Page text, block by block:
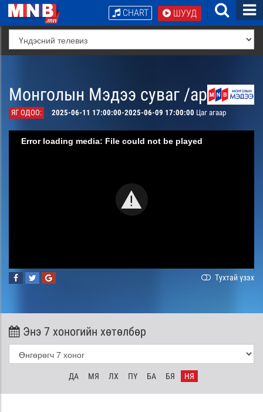
ШУУД
CHART
Монголын Мэдээ суваг /архив/
ЯГ ОДОО: 2025-06-11 17:00:00-2025-06-09 17:00:00 Цаг агаар
Error loading media: File could not be played
Тухтай үзэх
Энэ 7 хоногийн хөтөлбөр
ДА МЯ ЛХ ПҮ БА БЯ НЯ